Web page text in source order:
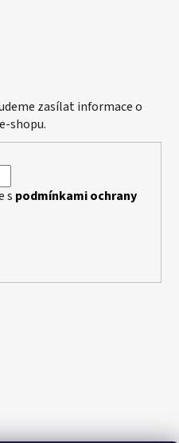
zasílat informace o
shopu.
s podmínkami ochrany